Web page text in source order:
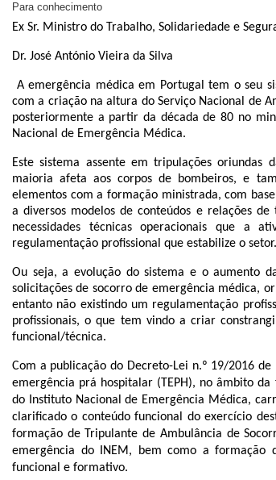
Para conhecimento
Ex Sr. Ministro do Trabalho, Solidariedade e
Dr. José António Vieira da Silva
A emergência médica em Portugal tem o seu
com a criação na altura do Serviço Nacional de
posteriormente a partir da década de 80 no
Nacional de Emergência Médica.
Este sistema assente em tripulações oriundas
maioria afeta aos corpos de bombeiros, e
elementos com a formação ministrada, com
a diversos modelos de conteúdos e relações
necessidades técnicas operacionais que a
regulamentação profissional que estabilize o setor.
Ou seja, a evolução do sistema e o aumento
solicitações de socorro de emergência médica,
entanto não existindo um regulamentação
profissionais, o que tem vindo a criar
funcional/técnica.
Com a publicação do Decreto-Lei n.º 19/2016
emergência prá hospitalar (TEPH), no âmbito
do Instituto Nacional de Emergência Médica,
clarificado o conteúdo funcional do exercício
formação de Tripulante de Ambulância de
emergência do INEM, bem como a formação
funcional e formativo.